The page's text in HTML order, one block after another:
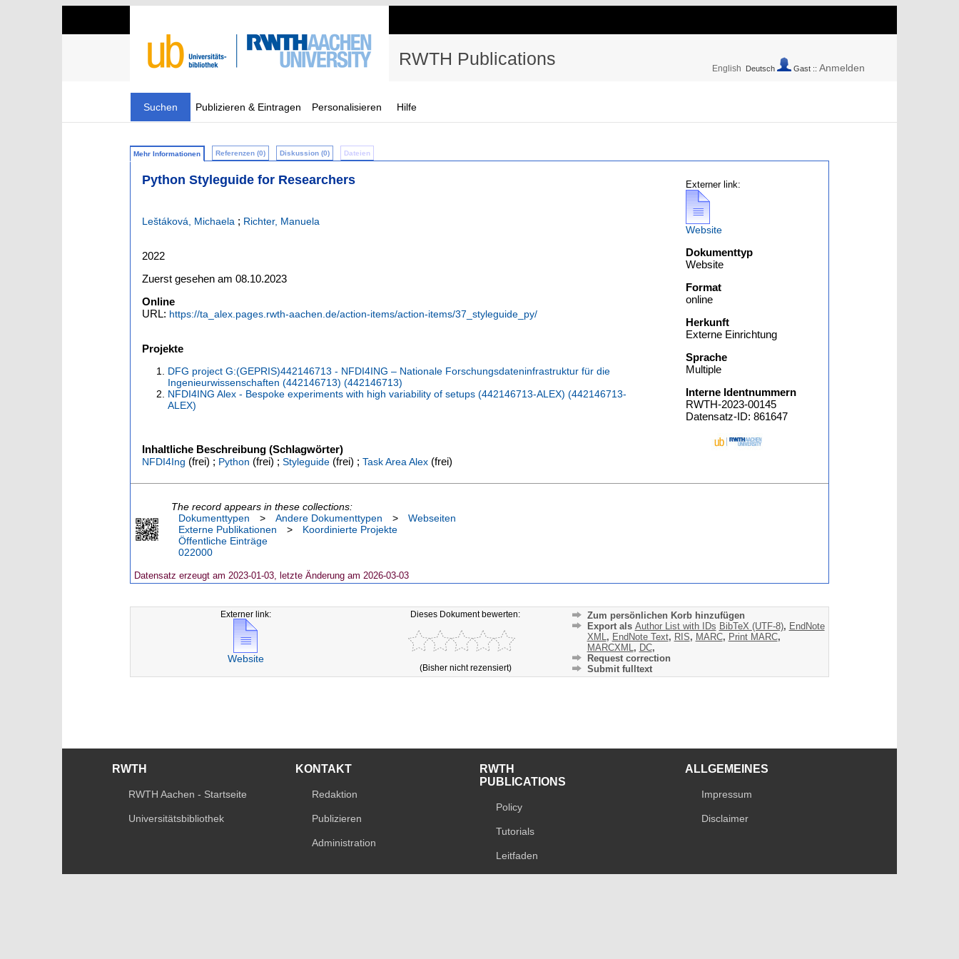
RWTH Publications English Deutsch Gast :: Anmelden
Suchen Publizieren & Eintragen Personalisieren Hilfe
Mehr Informationen Referenzen (0) Diskussion (0) Dateien
Python Styleguide for Researchers
Leštáková, Michaela ; Richter, Manuela
2022
Zuerst gesehen am 08.10.2023
Online
URL: https://ta_alex.pages.rwth-aachen.de/action-items/action-items/37_styleguide_py/
Projekte
DFG project G:(GEPRIS)442146713 - NFDI4ING – Nationale Forschungsdateninfrastruktur für die
Ingenieurwissenschaften (442146713) (442146713)
NFDI4ING Alex - Bespoke experiments with high variability of setups (442146713-ALEX) (442146713-
ALEX)
Inhaltliche Beschreibung (Schlagwörter)
NFDI4Ing (frei) ; Python (frei) ; Styleguide (frei) ; Task Area Alex (frei)
Externer link:
Website
Dokumenttyp
Website
Format
online
Herkunft
Externe Einrichtung
Sprache
Multiple
Interne Identnummern
RWTH-2023-00145
Datensatz-ID: 861647
The record appears in these collections:
Dokumenttypen
> Andere Dokumenttypen >
Webseiten
Externe Publikationen
>
Koordinierte Projekte
Öffentliche Einträge
022000
Datensatz erzeugt am 2023-01-03, letzte Änderung am 2026-03-03
Externer link:
Website
Dieses Dokument bewerten:
(Bisher nicht rezensiert)
Zum persönlichen Korb hinzufügen
Export als Author List with IDs BibTeX (UTF-8), EndNote
XML , EndNote Text, RIS, MARC, Print MARC,
MARCXML , DC,
Request correction
Submit fulltext
RWTH
RWTH Aachen - Startseite
Universitätsbibliothek
KONTAKT
Redaktion
Publizieren
Administration
RWTH
PUBLICATIONS
Policy
Tutorials
Leitfaden
ALLGEMEINES
Impressum
Disclaimer